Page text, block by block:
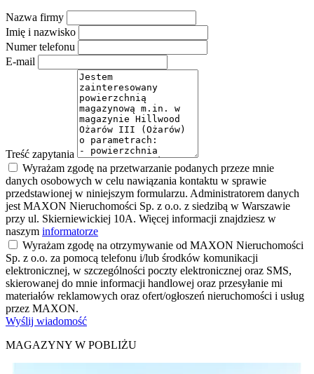
Nazwa firmy
Imię i nazwisko
Numer telefonu
E-mail
Treść zapytania
Wyrażam zgodę na przetwarzanie podanych przeze mnie
danych osobowych w celu nawiązania kontaktu w sprawie
przedstawionej w niniejszym formularzu. Administratorem danych
jest MAXON Nieruchomości Sp. z o.o. z siedzibą w Warszawie
przy ul. Skierniewickiej 10A. Więcej informacji znajdziesz w
naszym informatorze
Wyrażam zgodę na otrzymywanie od MAXON Nieruchomości
Sp. z o.o. za pomocą telefonu i/lub środków komunikacji
elektronicznej, w szczególności poczty elektronicznej oraz SMS,
skierowanej do mnie informacji handlowej oraz przesyłanie mi
materiałów reklamowych oraz ofert/ogłoszeń nieruchomości i usług
przez MAXON.
Wyślij wiadomość
MAGAZYNY W POBLIŻU